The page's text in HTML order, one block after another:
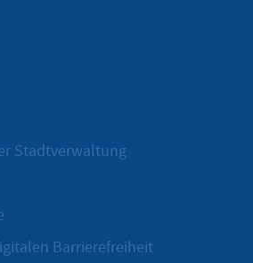
Stadtverwaltung
Barrierefreiheit